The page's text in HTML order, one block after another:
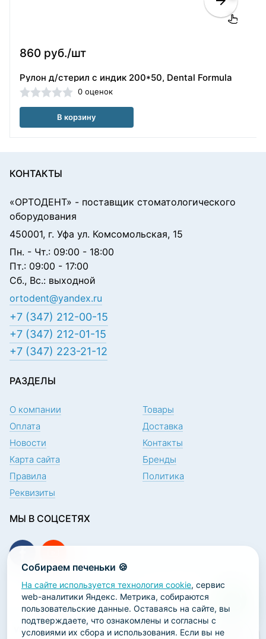
860 руб./шт
Рулон д/стерил с индик 200*50, Dental Formula
0 оценок
В корзину
Собираем печеньки 🍪
На сайте используется технология cookie, сервис
web-аналитики Яндекс. Метрика, собираются
пользовательские данные. Оставаясь на сайте, вы
подтверждаете, что ознакомлены и согласны с
условиями их сбора и использования. Если вы не
КОНТАКТЫ
«ОРТОДЕНТ» - поставщик стоматологического
оборудования
450001, г. Уфа ул. Комсомольская, 15
Пн. - Чт.: 09:00 - 18:00
Пт.: 09:00 - 17:00
Сб., Вс.: выходной
ortodent@yandex.ru
+7 (347) 212-00-15
+7 (347) 212-01-15
+7 (347) 223-21-12
РАЗДЕЛЫ
О компании
Товары
Оплата
Доставка
Новости
Контакты
Карта сайта
Бренды
Правила
Политика
Реквизиты
МЫ В СОЦСЕТЯХ
ПОДПИСКА НА НОВОСТИ